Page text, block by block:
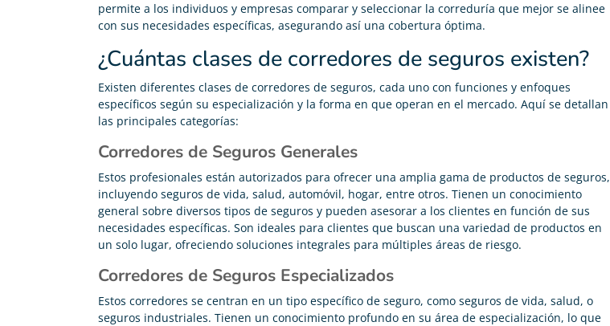
permite a los individuos y empresas comparar y seleccionar la correduría que mejor se alinee
con sus necesidades específicas, asegurando así una cobertura óptima.
¿Cuántas clases de corredores de seguros existen?
Existen diferentes clases de corredores de seguros, cada uno con funciones y enfoques
específicos según su especialización y la forma en que operan en el mercado. Aquí se detallan
las principales categorías:
Corredores de Seguros Generales
Estos profesionales están autorizados para ofrecer una amplia gama de productos de seguros,
incluyendo seguros de vida, salud, automóvil, hogar, entre otros. Tienen un conocimiento
general sobre diversos tipos de seguros y pueden asesorar a los clientes en función de sus
necesidades específicas. Son ideales para clientes que buscan una variedad de productos en
un solo lugar, ofreciendo soluciones integrales para múltiples áreas de riesgo.
Corredores de Seguros Especializados
Estos corredores se centran en un tipo específico de seguro, como seguros de vida, salud, o
seguros industriales. Tienen un conocimiento profundo en su área de especialización, lo que